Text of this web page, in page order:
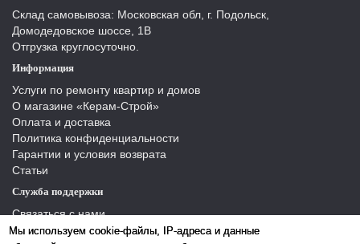
Мы используем cookie-файлы, IP-адреса и данные
Склад самовывоза: Московская обл, г. Подольск,
Домодедовское шоссе, 1В
Отгрузка круглосуточно.
Информация
Услуги по ремонту квартир и домов
О магазине «Керам-Строй»
Оплата и доставка
Политика конфиденциальности
Гарантии и условия возврата
Статьи
Служба поддержки
Связаться с нами
Отзывы